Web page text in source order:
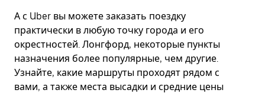
А с Uber вы можете заказать поездку
практически в любую точку города и его
окрестностей. Лонгфорд, некоторые пункты
назначения более популярные, чем другие.
Узнайте, какие маршруты проходят рядом с
вами, а также места высадки и средние цены